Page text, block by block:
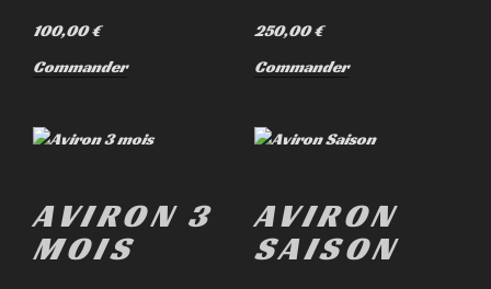
100,00€
Commander
250,00€
Commander
AVIRON 3
MOIS
AVIRON
SAISON